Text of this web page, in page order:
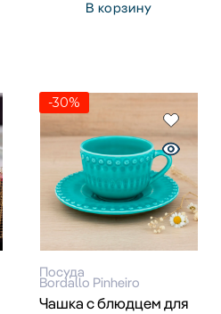
В корзину
-30%
Посуда
Bordallo Pinheiro
Чашка с блюдцем для